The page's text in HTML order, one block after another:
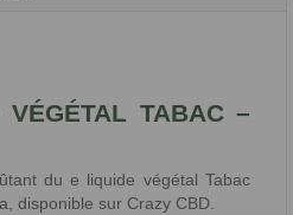
TABAC –
du e liquide végétal Tabac
disponible sur Crazy CBD.